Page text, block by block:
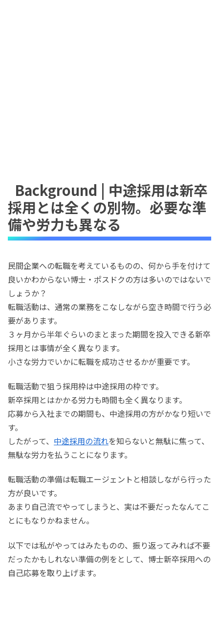
Background | 中途採用は新卒
採用とは全くの別物。必要な準
備や労力も異なる
民間企業への転職を考えているものの、何から手を付けて
良いかわからない博士・ポスドクの方は多いのではないで
しょうか？
転職活動は、通常の業務をこなしながら空き時間で行う必
要があります。
３ヶ月から半年ぐらいのまとまった期間を投入できる新卒
採用とは事情が全く異なります。
小さな労力でいかに転職を成功させるかが重要です。
転職活動で狙う採用枠は中途採用の枠です。
新卒採用とはかかる労力も時間も全く異なります。
応募から入社までの期間も、中途採用の方がかなり短いで
す。
したがって、 中途採用の流れを知らないと無駄に焦って、
無駄な労力を払うことになります。
転職活動の準備は転職エージェントと相談しながら行った
方が良いです。
あまり自己流でやってしまうと、実は不要だったなんてこ
とにもなりかねません。
以下では私がやってはみたものの、振り返ってみれば不要
だったかもしれない準備の例をとして、博士新卒採用への
自己応募を取り上げます。